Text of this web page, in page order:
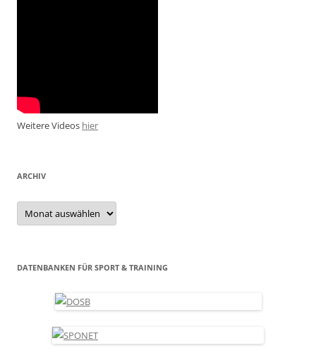
Weitere Videos hier
ARCHIV
Archiv
DATENBANKEN FÜR SPORT & TRAINING